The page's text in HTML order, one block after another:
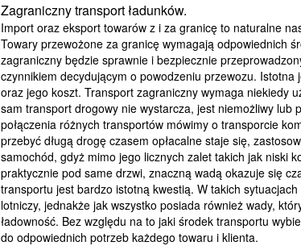
Zagraniczny transport ładunków.
Import oraz eksport towarów z i za granicę to naturalne
Towary przewożone za granicę wymagają odpowiednich
zagraniczny będzie sprawnie i bezpiecznie
czynnikiem decydującym o powodzeniu przewozu.
oraz jego koszt. Transport zagraniczny wymaga niekiedy
sam transport drogowy nie wystarcza, jest niemożliwy lub
połączenia różnych transportów mówimy o transporcie
przebyć długą drogę czasem opłacalne staje się,
samochód, gdyż mimo jego licznych zalet takich jak niski
praktycznie pod same drzwi, znaczną wadą okazuje się
transportu jest bardzo istotną kwestią. W takich
lotniczy, jednakże jak wszystko posiada również wady,
ładowność. Bez względu na to jaki środek transportu
do odpowiednich potrzeb każdego towaru i klienta.